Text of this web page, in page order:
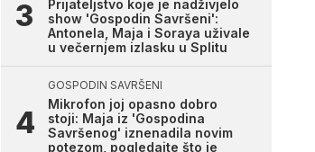
Prijateljstvo koje je nadživjelo
show 'Gospodin Savršeni':
Antonela, Maja i Soraya uživale
u večernjem izlasku u Splitu
GOSPODIN SAVRŠENI
Mikrofon joj opasno dobro
stoji: Maja iz 'Gospodina
Savršenog' iznenadila novim
potezom, pogledajte što je